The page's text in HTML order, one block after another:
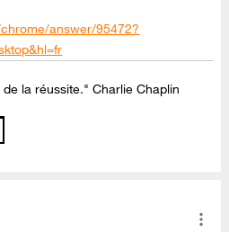
answer/95472?
la réussite." Charlie Chaplin